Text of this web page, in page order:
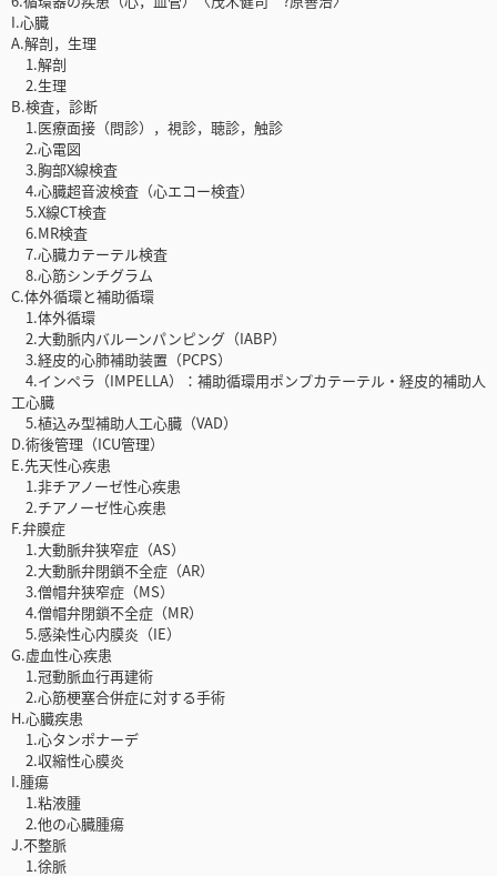
I.心臓
A.解剖，生理
1.解剖
2.生理
B.検査，診断
1.医療面接（問診），視診，聴診，触診
2.心電図
3.胸部X線検査
4.心臓超音波検査（心エコー検査）
5.X線CT検査
6.MR検査
7.心臓カテーテル検査
8.心筋シンチグラム
C.体外循環と補助循環
1.体外循環
2.大動脈内バルーンパンピング（IABP）
3.経皮的心肺補助装置（PCPS）
4.インペラ（IMPELLA）：補助循環用ポンプカテーテル・経皮的補助人
工心臓
5.植込み型補助人工心臓（VAD）
D.術後管理（ICU管理）
E.先天性心疾患
1.非チアノーゼ性心疾患
2.チアノーゼ性心疾患
F.弁膜症
1.大動脈弁狭窄症（AS）
2.大動脈弁閉鎖不全症（AR）
3.僧帽弁狭窄症（MS）
4.僧帽弁閉鎖不全症（MR）
5.感染性心内膜炎（IE）
G.虚血性心疾患
1.冠動脈血行再建術
2.心筋梗塞合併症に対する手術
H.心臓疾患
1.心タンポナーデ
2.収縮性心膜炎
I.腫瘍
1.粘液腫
2.他の心臓腫瘍
J.不整脈
1.徐脈